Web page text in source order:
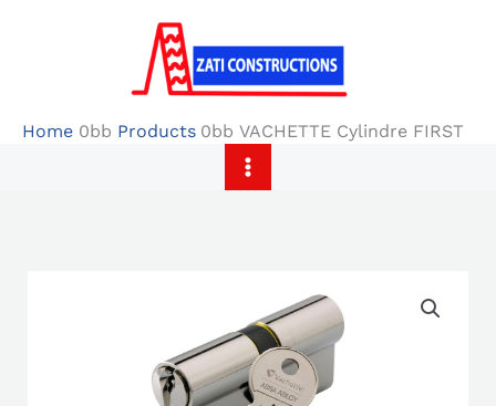
Home Products VACHETTE Cylindre FIRST